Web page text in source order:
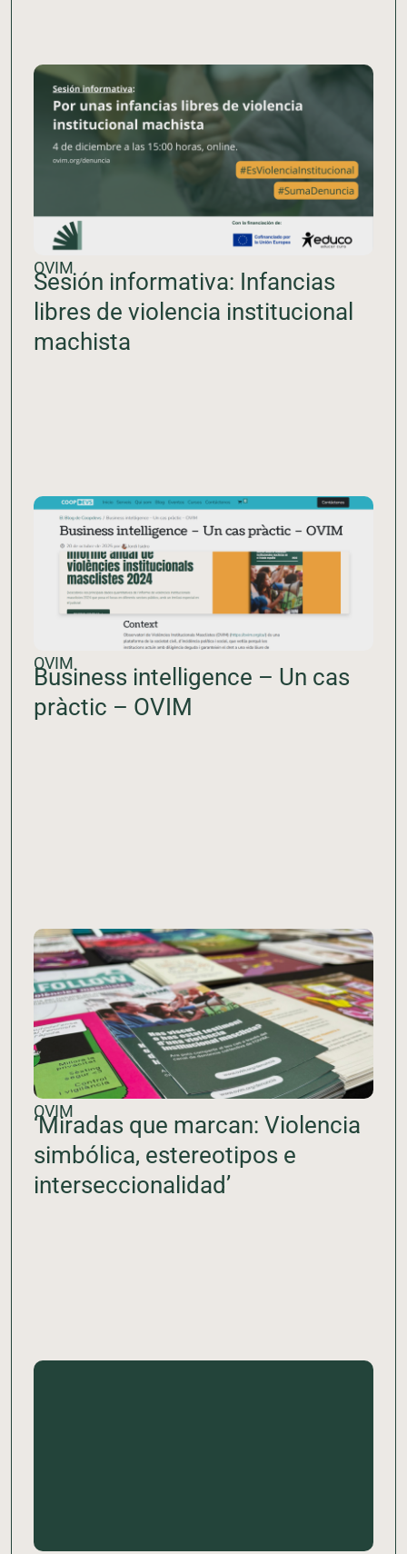
OVIM
Sesión informativa: Infancias
libres de violencia institucional
machista
OVIM
Business intelligence – Un cas
pràctic – OVIM
OVIM
‘Miradas que marcan: Violencia
simbólica, estereotipos e
interseccionalidad’